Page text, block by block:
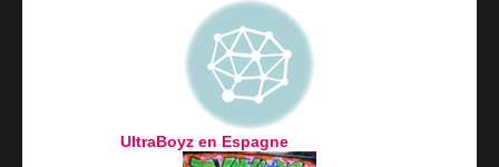
UltraBoyz en Espagne